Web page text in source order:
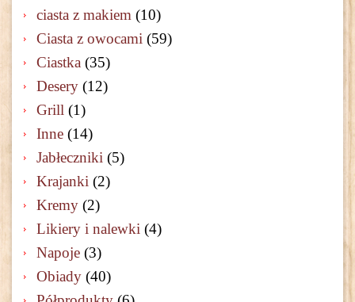
ciasta z makiem (10)
Ciasta z owocami (59)
Ciastka (35)
Desery (12)
Grill (1)
Inne (14)
Jabłeczniki (5)
Krajanki (2)
Kremy (2)
Likiery i nalewki (4)
Napoje (3)
Obiady (40)